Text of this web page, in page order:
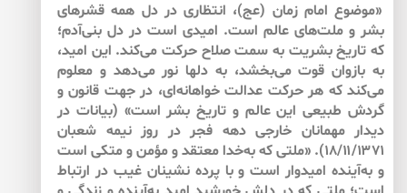
«موضوع امام زمان (عج)، انتظارى در دل همه‌ قشرهاى
بشر و ملت‌هاى عالم است. اميدى است در دل بنى‌آدم؛
كه تاريخ بشريت به ‌سمت صلاح حركت مى‌كند. اين اميد،
به ‌بازوان قوت مى‌بخشد، به ‌دل‏ها نور مى‌دهد و معلوم
مى‌كند كه هر حركت عدالت خواهانه‌اى، در جهت قانون و
گردش طبيعى اين عالم و تاريخ بشر است» (بيانات در
ديدار مهمانان خارجى دهه‌ فجر در روز نيمه شعبان
۱۸/۱۱/۱۳۷۱). «ملتى كه به‌خدا معتقد و مؤمن و متكى است
و به‌آينده اميدوار است و با پرده نشينان غيب در ارتباط